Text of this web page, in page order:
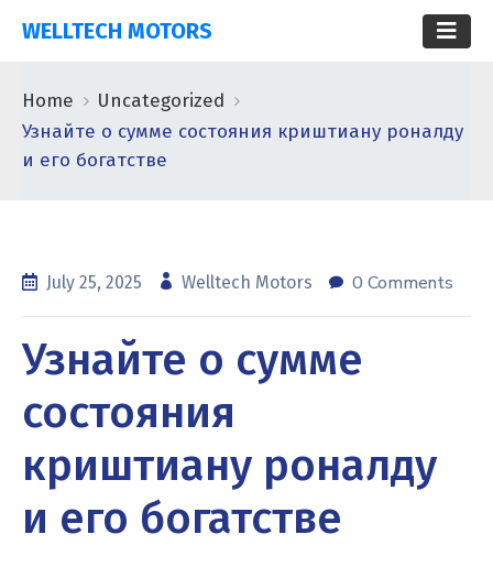
WELLTECH MOTORS
Home
Uncategorized
Узнайте о сумме состояния криштиану роналду
и его богатстве
July 25, 2025 Welltech Motors 0 Comments
Узнайте о сумме
состояния
криштиану роналду
и его богатстве